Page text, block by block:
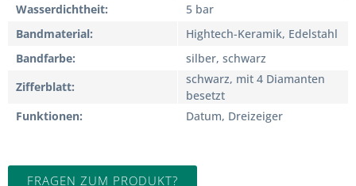
Wasserdichtheit
5 bar
Bandmaterial
Hightech-Keramik, Edelstahl
Bandfarbe
silber, schwarz
Zifferblatt
schwarz, mit 4 Diamanten
besetzt
Funktionen
Datum, Dreizeiger
FRAGEN ZUM PRODUKT?